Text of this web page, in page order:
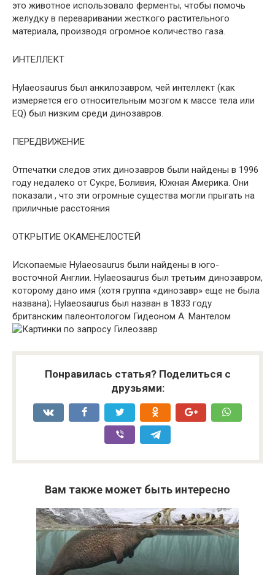
это животное использовало ферменты, чтобы помочь
желудку в переваривании жесткого растительного
материала, производя огромное количество газа.
ИНТЕЛЛЕКТ
Hylaeosaurus был анкилозавром, чей интеллект (как
измеряется его относительным мозгом к массе тела или
EQ) был низким среди динозавров.
ПЕРЕДВИЖЕНИЕ
Отпечатки следов этих динозавров были найдены в 1996
году недалеко от Сукре, Боливия, Южная Америка. Они
показали , что эти огромные существа могли прыгать на
приличные расстояния
ОТКРЫТИЕ ОКАМЕНЕЛОСТЕЙ
Ископаемые Hylaeosaurus были найдены в юго-
восточной Англии. Hylaeosaurus был третьим динозавром,
которому дано имя (хотя группа «динозавр» еще не была
названа); Hylaeosaurus был назван в 1833 году
британским палеонтологом Гидеоном А. Мантелом
Понравилась статья? Поделиться с
друзьями:
Вам также может быть интересно